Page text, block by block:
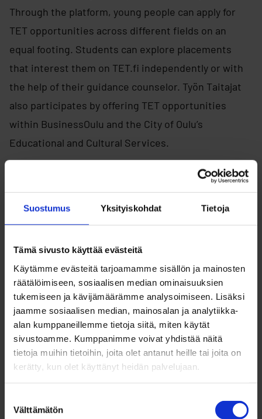
Suostumus Yksityiskohdat Tietoja
Tämä sivusto käyttää evästeitä
Käytämme evästeitä tarjoamamme sisällön ja mainosten
räätälöimiseen, sosiaalisen median ominaisuuksien
tukemiseen ja kävijämäärämme analysoimiseen. Lisäksi
jaamme sosiaalisen median, mainosalan ja analytiikka-
alan kumppaneillemme tietoja siitä, miten käytät
sivustoamme. Kumppanimme voivat yhdistää näitä
tietoja muihin tietoihin, joita olet antanut heille tai joita on
kerätty, kun olet käyttänyt heidän palvelujaan.
valinta
Välttämätön
Through the platform, young people can apply for
TET opportunities across different fields on an
equal footing. Students can explore placements
that interest them on TET.fi independently or with
the help of their guidance counselor. Työn Taitajat
also participates by offering TET opportunities
within BusinessOulu and the City of Oulu’s
Educational and Cultural Services.
Contact us
Reeta Räisänen
Specialist, Future talents for work, CRM
+358 46 920 5513
reeta.raisanen@businessoulu.com
Tiina Haapaniemi